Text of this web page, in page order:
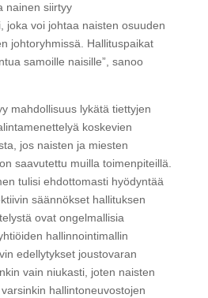
nainen siirtyy
joka voi johtaa naisten osuuden
johtoryhmissä. Hallituspaikat
samoille naisille”, sanoo
mahdollisuus lykätä tiettyjen
koskevien
jos naisten ja miesten
saavutettu muilla toimenpiteillä.
tulisi ehdottomasti hyödyntää
säännökset hallituksen
ovat ongelmallisia
hallinnointimallin
edellytykset joustovaran
vain niukasti, joten naisten
hallintoneuvostojen